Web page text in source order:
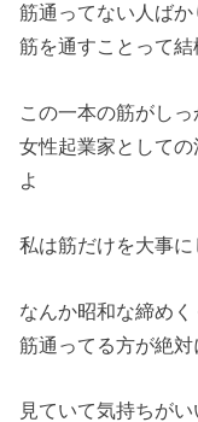
筋通ってない人ば
筋を通すことって
この一本の筋がしっ
女性起業家として
よ
私は筋だけを大事
なんか昭和な締め
筋通ってる方が絶
見ていて気持ちが